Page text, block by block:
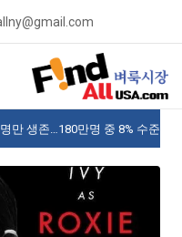
외국어대 미주글로벌센터 뉴욕